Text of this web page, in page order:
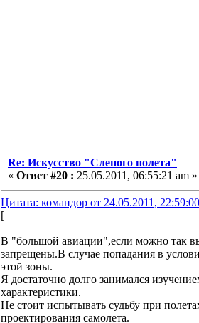
Re: Искусство "Слепого полета"
« Ответ #20 : 25.05.2011, 06:55:21 am »
Цитата: командор от 24.05.2011,
[
В "большой авиации",если можно так
запрещены.В случае попадания в
этой зоны.
Я достаточно долго занимался
характеристики.
Не стоит испытывать судьбу при
проектирования самолета.